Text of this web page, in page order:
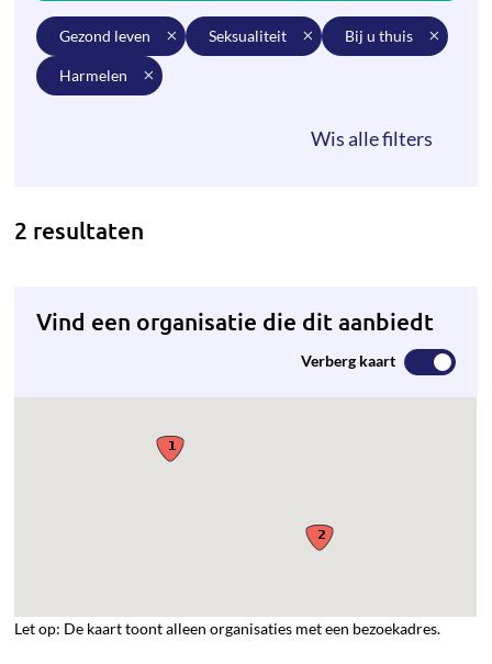
gezond leven seksualiteit bij u thuis
harmelen
2 resultaten
Vind een organisatie die dit aanbiedt
Verberg kaart
Let op: De kaart toont alleen organisaties met een bezoekadres.